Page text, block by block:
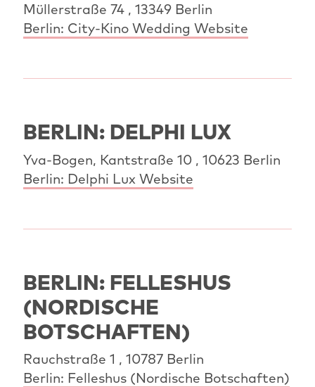
Müllerstraße 74 , 13349 Berlin
Berlin: City‐Kino Wedding Website
BERLIN: DELPHI LUX
Yva-Bogen, Kantstraße 10 , 10623 Berlin
Berlin: Delphi Lux Website
BERLIN: FELLESHUS
(NORDISCHE
BOTSCHAFTEN)
Rauchstraße 1 , 10787 Berlin
Berlin: Felleshus (Nordische Botschaften)